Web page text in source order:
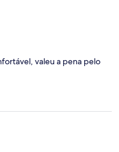
valeu a pena pelo